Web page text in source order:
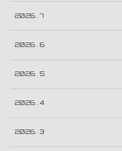
2026 . 7
2026 . 6
2026 . 5
2026 . 4
2026 . 3